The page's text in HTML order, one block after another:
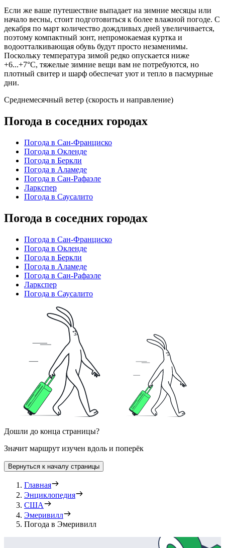
Если же ваше путешествие выпадает на зимние месяцы или
начало весны, стоит подготовиться к более влажной погоде. С
декабря по март количество дождливых дней увеличивается,
поэтому компактный зонт, непромокаемая куртка и
водоотталкивающая обувь будут просто незаменимы.
Поскольку температура зимой редко опускается ниже
+6...+7°C, тяжелые зимние вещи вам не потребуются, но
плотный свитер и шарф обеспечат уют и тепло в пасмурные
дни.
Среднемесячный ветер (скорость и направление)
Погода в соседних городах
Погода в Сан-Франциско
Погода в Окленде
Погода в Беркли
Погода в Аламеде
Погода в Сан-Рафаэле
Ларкспер
Погода в Саусалито
Погода в соседних городах
Погода в Сан-Франциско
Погода в Окленде
Погода в Беркли
Погода в Аламеде
Погода в Сан-Рафаэле
Ларкспер
Погода в Саусалито
Дошли до конца страницы?
Значит маршрут изучен вдоль и поперёк
Вернуться к началу страницы
Главная
Энциклопедия
США
Эмеривилл
Погода в Эмеривилл